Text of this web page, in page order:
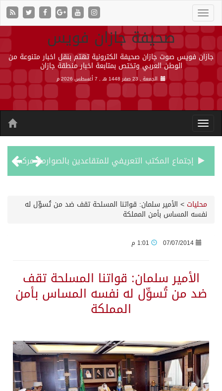
صحيفة جازان فويس
جازان فويس صوت جازان صحيفة الكترونية تهتم بنقل اخبار متنوعة من
الوطن العربي وتختص بمتابعة اخبار منطقة جازان
الجمعة , 23 صفر 1448 هـ , 7 أغسطس 2026 م
إجتماع المكتب التعريفي للمتقاعدين بالصوارمة-مركز الحكامية
«الصحة العالمية» تحذر: إيبولا يتسارع في الكونغو ويتجاوز قدرات الاستجابة
«لدينا كميات هائلة».. ترامب يرد على تقارير نفاد الصواريخ الدقيقة بعد حرب إيران والبنتاغون يلتزم الصمت
محليات > الأمير سلمان: قواتنا المسلحة تقف ضد من تُسوِّل له
نفسه المساس بأمن المملكة
07/07/2014
الأمير سلمان: قواتنا المسلحة تقف
ضد من تُسوِّل له نفسه المساس بأمن
المملكة